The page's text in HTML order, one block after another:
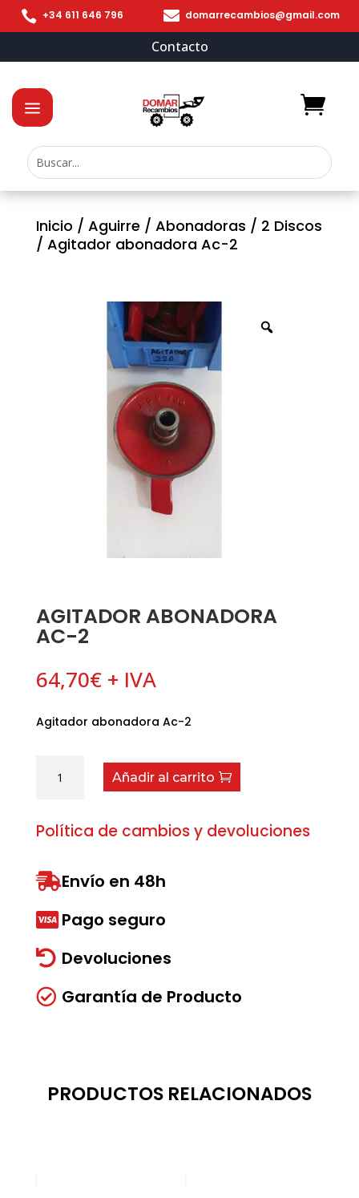
 +34 611 646 796  domarrecambios@gmail.com
Contacto
Inicio / Aguirre / Abonadoras / 2 Discos
/ Agitador abonadora Ac-2
AGITADOR ABONADORA
AC-2
64,70€ + IVA
Agitador abonadora Ac-2
abonadora
cantidad
Añadir al carrito
Política de cambios y devoluciones
Envío en 48h
 Pago seguro
 Devoluciones
 Garantía de Producto
PRODUCTOS RELACIONADOS